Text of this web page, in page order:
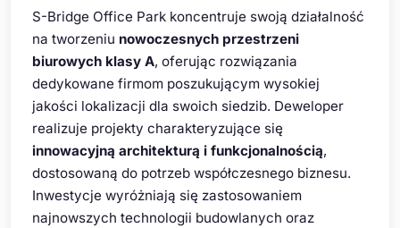
S-Bridge Office Park koncentruje swoją działalność
na tworzeniu nowoczesnych przestrzeni
biurowych klasy A, oferując rozwiązania
dedykowane firmom poszukującym wysokiej
jakości lokalizacji dla swoich siedzib. Deweloper
realizuje projekty charakteryzujące się
innowacyjną architekturą i funkcjonalnością,
dostosowaną do potrzeb współczesnego biznesu.
Inwestycje wyróżniają się zastosowaniem
najnowszych technologii budowlanych oraz